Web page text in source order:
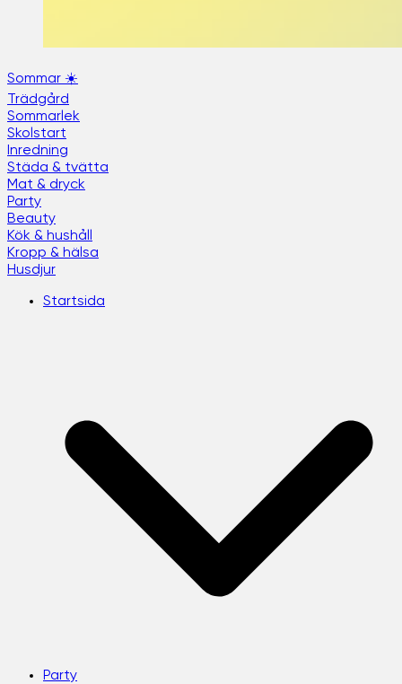
Sommar ☀️
Trädgård
Sommarlek
Skolstart
Inredning
Städa & tvätta
Mat & dryck
Party
Beauty
Kök & hushåll
Kropp & hälsa
Husdjur
Startsida
Party